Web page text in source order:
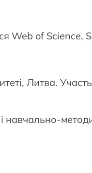
Web of Science,
Литва.
навчально-